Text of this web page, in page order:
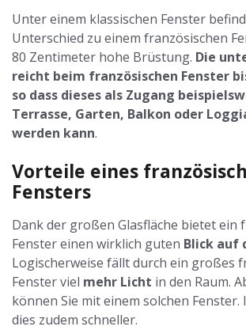
Unter einem klassischen Fenster
Unterschied zu einem französischen
80 Zentimeter hohe Brüstung. Die
reicht beim französischen Fenster
so dass dieses als Zugang
Terrasse, Garten, Balkon oder
werden kann.
Vorteile eines
Fensters
Dank der großen Glasfläche bietet ein
Fenster einen wirklich guten Blick auf
Logischerweise fällt durch ein großes
Fenster viel mehr Licht in den Raum.
können Sie mit einem solchen
dies zudem schneller.